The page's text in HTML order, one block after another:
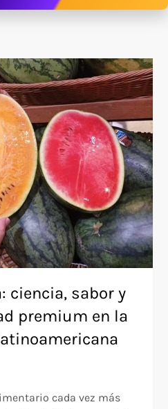
ciencia, sabor y
premium en la
cada vez más